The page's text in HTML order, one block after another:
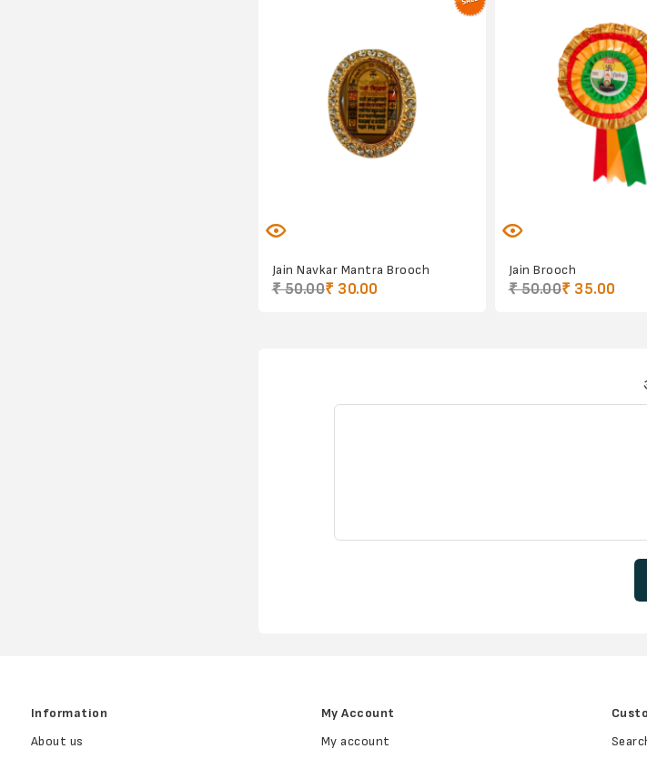
Jain Navkar Mantra Brooch
₹ 50.00₹ 30.00
Jain Brooch
₹ 50.00₹ 35.00
Information
About us
My Account
My account